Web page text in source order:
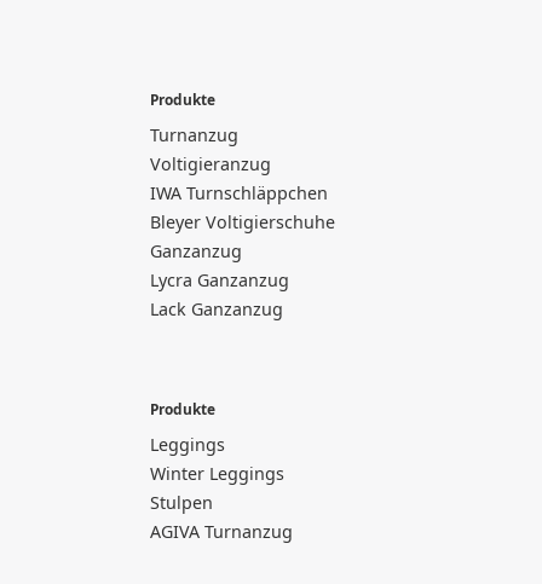
Produkte
Turnanzug
Voltigieranzug
IWA Turnschläppchen
Bleyer Voltigierschuhe
Ganzanzug
Lycra Ganzanzug
Lack Ganzanzug
Produkte
Leggings
Winter Leggings
Stulpen
AGIVA Turnanzug